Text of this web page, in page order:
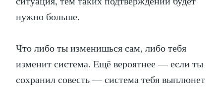
нужно больше.
Что либо ты изменишься сам, либо тебя
изменит система. Ещё вероятнее — если ты
сохранил совесть — система тебя выплюнет